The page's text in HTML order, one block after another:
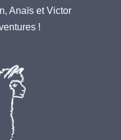
Anaïs et Victor
!